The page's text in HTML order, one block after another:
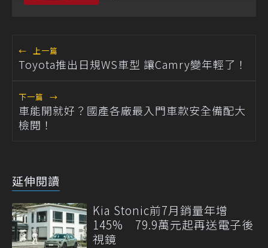
← 上一篇
Toyota推出日規WS車型 讓Camry變年輕了！
下一篇 →
車能開就好？國產各廠最入門車款安全備配大
檢閱！
延伸閱讀
Kia Stonic前7月銷量年增
145% 79.9萬元起再送電子後
視鏡